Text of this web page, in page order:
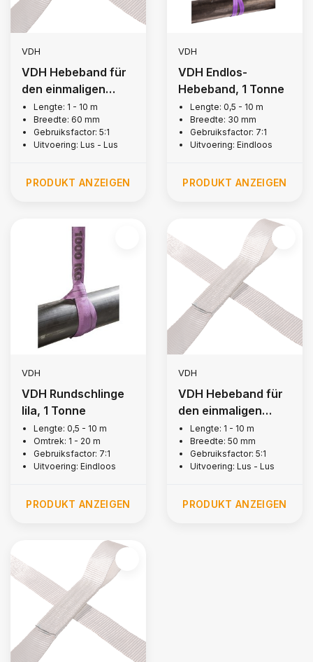
VDH
VDH Hebeband für
den einmaligen
Gebrauch, 1,5
Tonne
Lengte: 1 - 10 m
Breedte: 60 mm
Gebruiksfactor: 5:1
Uitvoering: Lus - Lus
PRODUKT ANZEIGEN
VDH
VDH Endlos-
Hebeband, 1 Tonne
Lengte: 0,5 - 10 m
Breedte: 30 mm
Gebruiksfactor: 7:1
Uitvoering: Eindloos
PRODUKT ANZEIGEN
VDH
VDH Rundschlinge
lila, 1 Tonne
Lengte: 0,5 - 10 m
Omtrek: 1 - 20 m
Gebruiksfactor: 7:1
Uitvoering: Eindloos
PRODUKT ANZEIGEN
VDH
VDH Hebeband für
den einmaligen
Gebrauch, 1 Tonne
Lengte: 1 - 10 m
Breedte: 50 mm
Gebruiksfactor: 5:1
Uitvoering: Lus - Lus
PRODUKT ANZEIGEN